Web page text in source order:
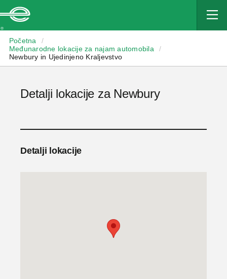
Početna
/
Međunarodne lokacije za najam automobila
/
Newbury in Ujedinjeno Kraljevstvo
Detalji lokacije za Newbury
Detalji lokacije